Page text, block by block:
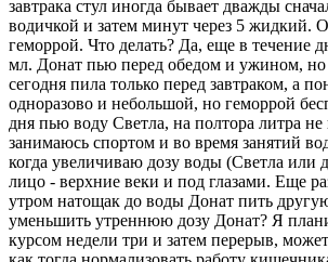
завтрака стул иногда бывает дважды
водичкой и затем минут через 5 жидкий.
геморрой. Что делать? Да, еще в течение
мл. Донат пью перед обедом и ужином, но
сегодня пила только перед завтраком, а
одноразово и небольшой, но геморрой
дня пью воду Светла, на полтора литра не
занимаюсь спортом и во время занятий
когда увеличиваю дозу воды (Светла или
лицо - верхние веки и под глазами. Еще
утром натощак до воды Донат пить
уменьшить утреннюю дозу Донат? Я
курсом недели три и затем перерыв,